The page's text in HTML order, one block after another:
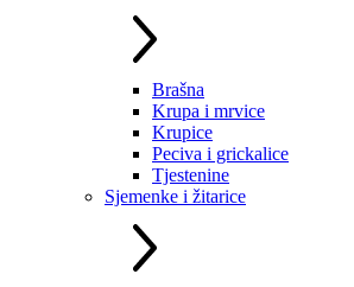
Brašna
Krupa i mrvice
Krupice
Peciva i grickalice
Tjestenine
Sjemenke i žitarice